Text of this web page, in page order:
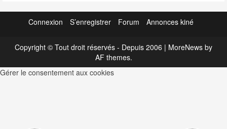
publications
Connexion S’enregistrer Forum Annonces kiné
Copyright © Tout droit réservés - Depuis 2006 | MoreNews by
AF themes.
Gérer le consentement aux cookies